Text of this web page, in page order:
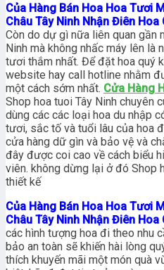
Của Hàng Bán Hoa Hoa Tươi
Châu Tây Ninh Nhận Điên
Còn do dự gì nữa liên quan gần
Ninh mà không nhấc máy lên là
tươi thắm nhất. Để đặt hoa quý
website hay call hotline nhằm
một cách sớm nhất. Cửa Hàng
Shop hoa tuoi Tây Ninh chuyên
dùng các các loại hoa du nhập
tươi, sắc tố và tuổi lâu của hoa
cửa hàng dữ gìn và bảo vệ và
đây được coi cao về cách biểu
viên. không dừng lại ở đó Shop
thiết kế
Của Hàng Bán Hoa Hoa Tươi
Châu Tây Ninh Nhận Điên
các hình tượng hoa đi theo nhu
bảo an toàn sẽ khiến hài lòng
thích khuyến mãi một món quà